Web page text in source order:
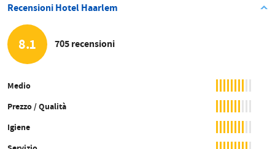
Recensioni Hotel Haarlem
8.1 705 recensioni
Medio
Prezzo / Qualità
Igiene